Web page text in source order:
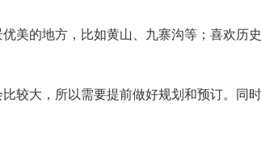
美的地方，比如黄山、九寨沟等；喜欢历
较大，所以需要提前做好规划和预订。同